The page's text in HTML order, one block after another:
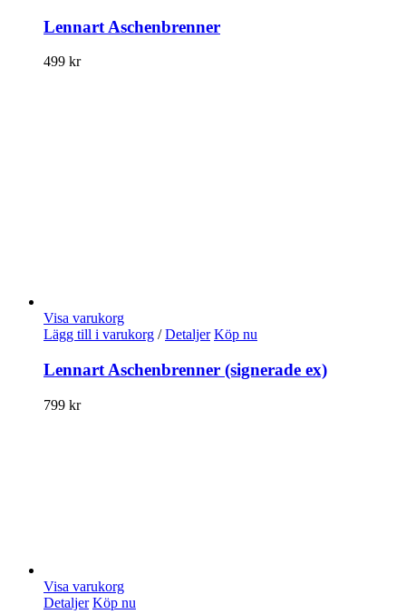
Lennart Aschenbrenner
499 kr
Visa varukorg
Lägg till i varukorg / Detaljer Köp nu
Lennart Aschenbrenner (signerade ex)
799 kr
Visa varukorg
Detaljer Köp nu